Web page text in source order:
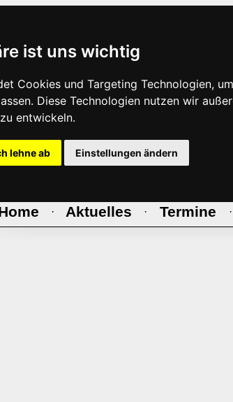
ist uns wichtig
Cookies und Targeting Technologien,
Diese Technologien nutzen wir
entwickeln.
lehne ab Einstellungen ändern
· Aktuelles · Termine ·